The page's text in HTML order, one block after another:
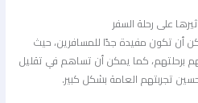
على رحلة السفر
أن تكون مفيدة جدًا للمسافرين، حيث
كما يمكن أن تساهم في تقليل
تجربتهم العامة بشكل كبير.